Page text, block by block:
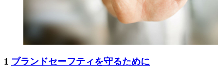
1 ブランドセーフティを守るために